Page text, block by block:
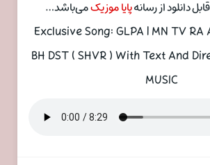
دانلود از رسانهپایا موزیکمی‌باشد…
Exclusive Song: GLPA | MN TV RA
BH DST ( SHVR ) With Text And
MUSIC